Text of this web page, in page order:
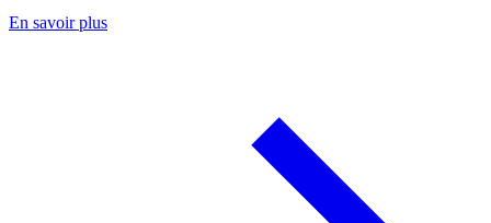
En savoir plus